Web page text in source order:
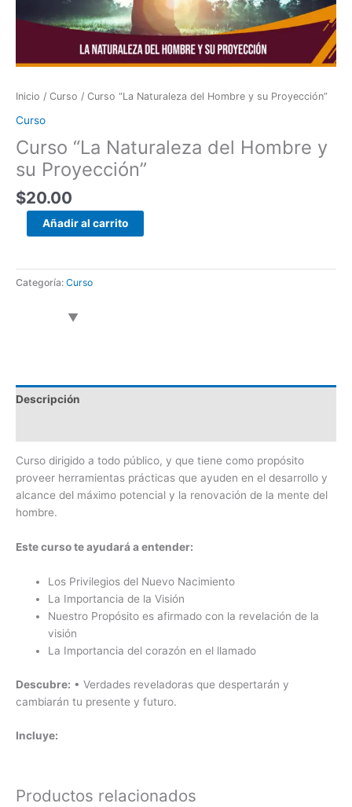
Inicio / Curso / Curso “La Naturaleza del Hombre y su Proyección”
Curso
Curso “La Naturaleza del Hombre y
su Proyección”
$20.00
su
Añadir al carrito
Categoría: Curso
Descripción
Curso dirigido a todo público, y que tiene como propósito
proveer herramientas prácticas que ayuden en el desarrollo y
alcance del máximo potencial y la renovación de la mente del
hombre.
Este curso te ayudará a entender:
Los Privilegios del Nuevo Nacimiento
La Importancia de la Visión
Nuestro Propósito es afirmado con la revelación de la
visión
La Importancia del corazón en el llamado
Descubre: • Verdades reveladoras que despertarán y
cambiarán tu presente y futuro.
Incluye:
Productos relacionados